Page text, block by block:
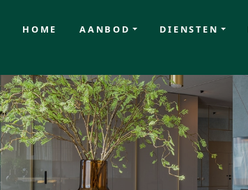
HOME AANBOD DIENSTEN